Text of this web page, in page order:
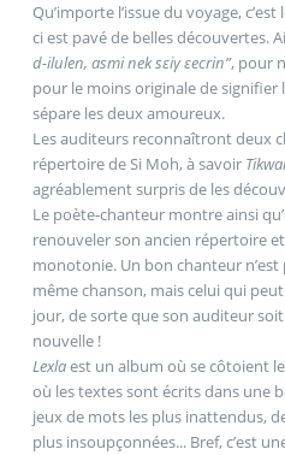
Qu’importe l’issue du voyage,
ci est pavé de belles découvertes.
d-ilulen, asmi nek sεiγ εecrin”, pour
pour le moins originale de signifier
sépare les deux amoureux.
Les auditeurs reconnaîtront deux
répertoire de Si Moh, à savoir
agréablement surpris de les
Le poète-chanteur montre ainsi
renouveler son ancien répertoire
monotonie. Un bon chanteur n’est
même chanson, mais celui qui
jour, de sorte que son auditeur
nouvelle !
Lexlaest un album où se côtoient
où les textes sont écrits dans une
jeux de mots les plus inattendus,
plus insoupçonnées... Bref, c’est